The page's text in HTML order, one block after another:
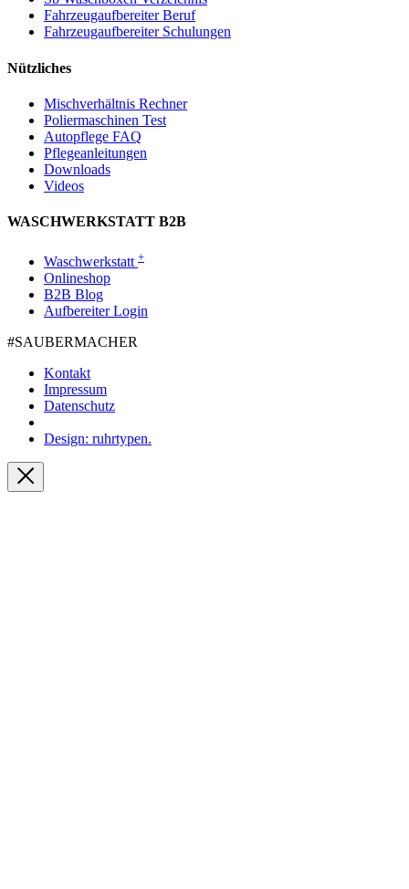
Fahrzeugaufbereiter Beruf
Fahrzeugaufbereiter Schulungen
Nützliches
Mischverhältnis Rechner
Poliermaschinen Test
Autopflege FAQ
Pflegeanleitungen
Downloads
Videos
WASCHWERKSTATT B2B
Waschwerkstatt +
Onlineshop
B2B Blog
Aufbereiter Login
#SAUBER­MACHER
Kontakt
Impressum
Datenschutz
Design: ruhrtypen.